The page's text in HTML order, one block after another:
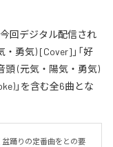
回デジタル配信され
・勇気) [Cover]」「好
頭 (元気・陽気・勇気)
」を含む全6曲とな
盆踊りの定番曲をとの要